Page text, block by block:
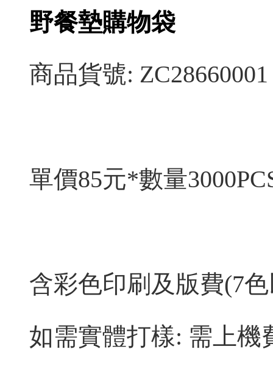
野餐墊購物袋
商品貨號: ZC28660001
單價85元*數量
含彩色印刷及版費(7
如需實體打樣: 需上機